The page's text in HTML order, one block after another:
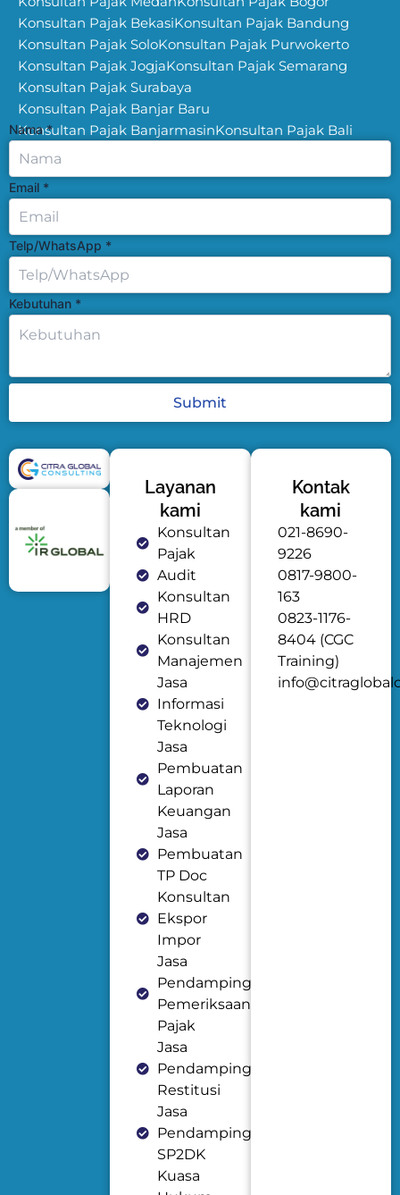
Konsultan Pajak BekasiKonsultan Pajak Bandung
Konsultan Pajak SoloKonsultan Pajak Purwokerto
Konsultan Pajak JogjaKonsultan Pajak Semarang
Konsultan Pajak Surabaya
Konsultan Pajak Banjar Baru
Konsultan Pajak BanjarmasinKonsultan Pajak Bali
Nama*
Email *
Telp/WhatsApp *
Kebutuhan *
Submit
Layanan
kami
Konsultan
Pajak
Audit
Konsultan
HRD
Konsultan
Manajemen
Jasa
Informasi
Teknologi
Jasa
Pembuatan
Laporan
Keuangan
Jasa
Pembuatan
TP Doc
Konsultan
Ekspor
Impor
Jasa
Pendampingan
Pemeriksaan
Pajak
Jasa
Pendampingan
Restitusi
Jasa
Pendampingan
SP2DK
Kuasa
Kontak
kami
021-8690-
9226
0817-9800-
163
0823-1176-
8404 (CGC
Training)